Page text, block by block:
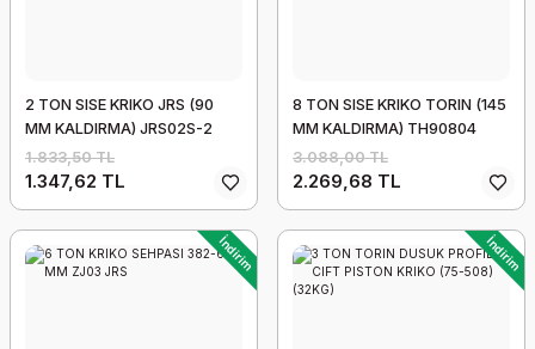
2 TON SISE KRIKO JRS (90
MM KALDIRMA) JRS02S-2
1.833,50 TL
1.347,62 TL
8 TON SISE KRIKO TORIN (145
MM KALDIRMA) TH90804
3.088,00 TL
2.269,68 TL
İndirim İndirim